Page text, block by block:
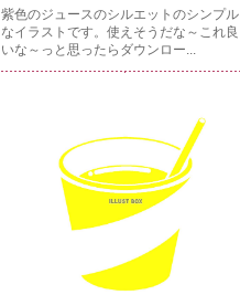
紫色のジュースのシルエットのシンプル
なイラストです。使えそうだな～これ良
いな～っと思ったらダウンロー...